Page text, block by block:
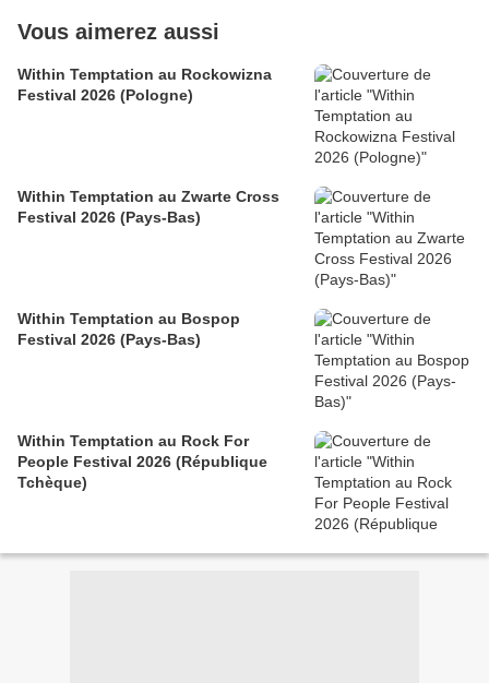
Vous aimerez aussi
Within Temptation au Rockowizna
Festival 2026 (Pologne)
Within Temptation au Zwarte Cross
Festival 2026 (Pays-Bas)
Within Temptation au Bospop
Festival 2026 (Pays-Bas)
Within Temptation au Rock For
People Festival 2026 (République
Tchèque)